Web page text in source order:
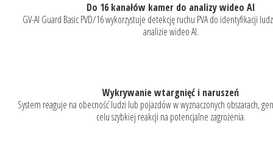
Do 16 kanałów kamer do analizy wideo AI
GV-AI Guard Basic PVD/16 wykorzystuje detekcję ruchu PVA do identyfikacji
analizie wideo AI.
Wykrywanie wtargnięć i naruszeń
System reaguje na obecność ludzi lub pojazdów w wyznaczonych obszarach,
celu szybkiej reakcji na potencjalne zagrożenia.